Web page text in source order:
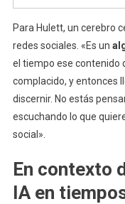
Para Hulett, un cerebro
redes sociales. «Es un
el tiempo ese contenido
complacido, y entonces
discernir. No estás
escuchando lo que
social».
En contexto
IA en